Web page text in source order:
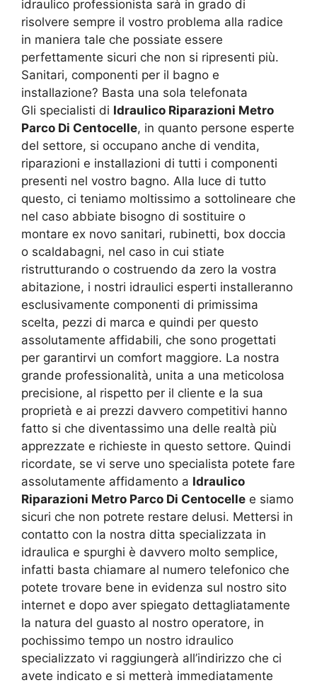
idraulico professionista sarà in grado di
risolvere sempre il vostro problema alla radice
in maniera tale che possiate essere
perfettamente sicuri che non si ripresenti più.
Sanitari, componenti per il bagno e
installazione? Basta una sola telefonata
Gli specialisti di Idraulico Riparazioni Metro
Parco Di Centocelle, in quanto persone esperte
del settore, si occupano anche di vendita,
riparazioni e installazioni di tutti i componenti
presenti nel vostro bagno. Alla luce di tutto
questo, ci teniamo moltissimo a sottolineare che
nel caso abbiate bisogno di sostituire o
montare ex novo sanitari, rubinetti, box doccia
o scaldabagni, nel caso in cui stiate
ristrutturando o costruendo da zero la vostra
abitazione, i nostri idraulici esperti installeranno
esclusivamente componenti di primissima
scelta, pezzi di marca e quindi per questo
assolutamente affidabili, che sono progettati
per garantirvi un comfort maggiore. La nostra
grande professionalità, unita a una meticolosa
precisione, al rispetto per il cliente e la sua
proprietà e ai prezzi davvero competitivi hanno
fatto si che diventassimo una delle realtà più
apprezzate e richieste in questo settore. Quindi
ricordate, se vi serve uno specialista potete fare
assolutamente affidamento a Idraulico
Riparazioni Metro Parco Di Centocelle e siamo
sicuri che non potrete restare delusi. Mettersi in
contatto con la nostra ditta specializzata in
idraulica e spurghi è davvero molto semplice,
infatti basta chiamare al numero telefonico che
potete trovare bene in evidenza sul nostro sito
internet e dopo aver spiegato dettagliatamente
la natura del guasto al nostro operatore, in
pochissimo tempo un nostro idraulico
specializzato vi raggiungerà all’indirizzo che ci
avete indicato e si metterà immediatamente